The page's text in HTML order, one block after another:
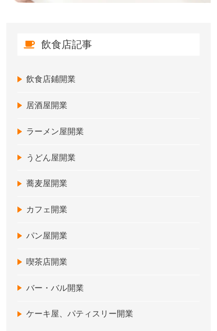
飲食店記事
飲食店鋪開業
居酒屋開業
ラーメン屋開業
うどん屋開業
蕎麦屋開業
カフェ開業
パン屋開業
喫茶店開業
バー・バル開業
ケーキ屋、パティスリー開業